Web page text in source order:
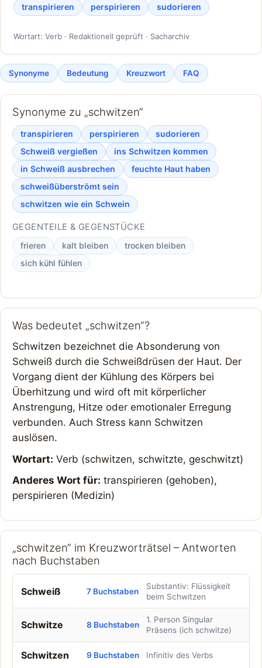
transpirieren perspirieren sudorieren
Wortart: Verb · Redaktionell geprüft · Sacharchiv
Synonyme Bedeutung Kreuzwort FAQ
Synonyme zu „schwitzen“
transpirieren perspirieren
sudorieren
Schweiß vergießen
ins Schwitzen kommen
in Schweiß ausbrechen
feuchte Haut haben
schweißüberströmt sein
schwitzen wie ein Schwein
GEGENTEILE & GEGENSTÜCKE
frieren kalt bleiben
trocken bleiben
sich kühl fühlen
Was bedeutet „schwitzen“?
Schwitzen bezeichnet die Absonderung von
Schweiß durch die Schweißdrüsen der Haut. Der
Vorgang dient der Kühlung des Körpers bei
Überhitzung und wird oft mit körperlicher
Anstrengung, Hitze oder emotionaler Erregung
verbunden. Auch Stress kann Schwitzen
auslösen.
Wortart: Verb (schwitzen, schwitzte, geschwitzt)
Anderes Wort für: transpirieren (gehoben),
perspirieren (Medizin)
„schwitzen“ im Kreuzworträtsel – Antworten
nach Buchstaben
Schweiß 7 Buchstaben
Substantiv: Flüssigkeit
beim Schwitzen
Schwitze 8 Buchstaben
1. Person Singular
Präsens (ich schwitze)
Schwitzen 9 Buchstaben Infinitiv des Verbs